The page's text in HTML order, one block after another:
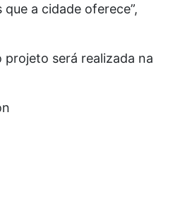
a cidade oferece”,
projeto será realizada na